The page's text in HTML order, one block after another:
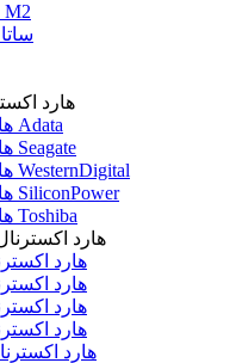
SSD اینترنال M2
حافظه SSD ساتا
هارد
هارد اکسترنال Adata
هارد اکسترنال Seagate
هارد اکسترنال WesternDigital
هارد اکسترنال SiliconPower
هارد اکسترنال Toshiba
هارد
هارد اکسترنال 1
هارد اکسترنال 2
هارد اکسترنال 4
هارد اکسترنال 8
هارد اکسترنال 10